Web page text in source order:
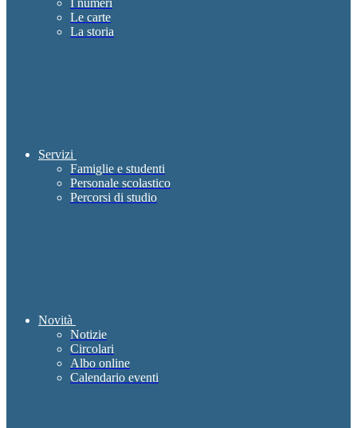
I numeri
Le carte
La storia
Servizi
Famiglie e studenti
Personale scolastico
Percorsi di studio
Novità
Notizie
Circolari
Albo online
Calendario eventi